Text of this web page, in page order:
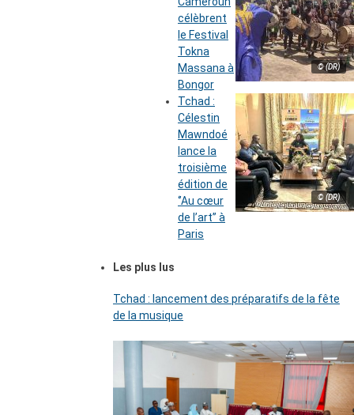
© (DR)
célèbrent
le Festival
Tokna
Massana à
Bongor
© (DR)
Tchad :
Célestin
Mawndoé
lance la
troisième
édition de
‘’Au cœur
de l’art’’ à
Paris
Les plus lus
Tchad : lancement des préparatifs de la fête
de la musique